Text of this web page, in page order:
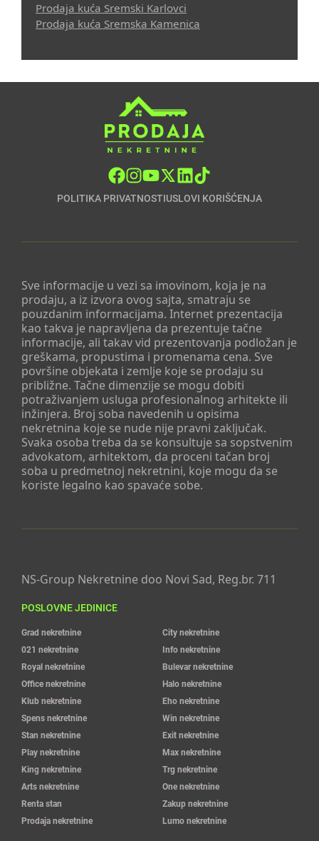
Prodaja kuća Sremski Karlovci
Prodaja kuća Sremska Kamenica
POLITIKA PRIVATNOSTIUSLOVI KORIŠĆENJA
Sve informacije u vezi sa imovinom, koja je na
prodaju, a iz izvora ovog sajta, smatraju se
pouzdanim informacijama. Internet prezentacija
kao takva je napravljena da prezentuje tačne
informacije, ali takav vid prezentovanja podložan je
greškama, propustima i promenama cena. Sve
površine objekata i zemlje koje se prodaju su
približne. Tačne dimenzije se mogu dobiti
potraživanjem usluga profesionalnog arhitekte ili
inžinjera. Broj soba navedenih u opisima
nekretnina koje se nude nije pravni zaključak.
Svaka osoba treba da se konsultuje sa sopstvenim
advokatom, arhitektom, da proceni tačan broj
soba u predmetnoj nekretnini, koje mogu da se
koriste legalno kao spavaće sobe.
NS-Group Nekretnine doo Novi Sad, Reg.br. 711
POSLOVNE JEDINICE
Grad nekretnine
City nekretnine
021 nekretnine
Info nekretnine
Royal nekretnine
Bulevar nekretnine
Office nekretnine
Halo nekretnine
Klub nekretnine
Eho nekretnine
Spens nekretnine
Win nekretnine
Stan nekretnine
Exit nekretnine
Play nekretnine
Max nekretnine
King nekretnine
Trg nekretnine
Arts nekretnine
One nekretnine
Renta stan
Zakup nekretnine
Prodaja nekretnine
Lumo nekretnine